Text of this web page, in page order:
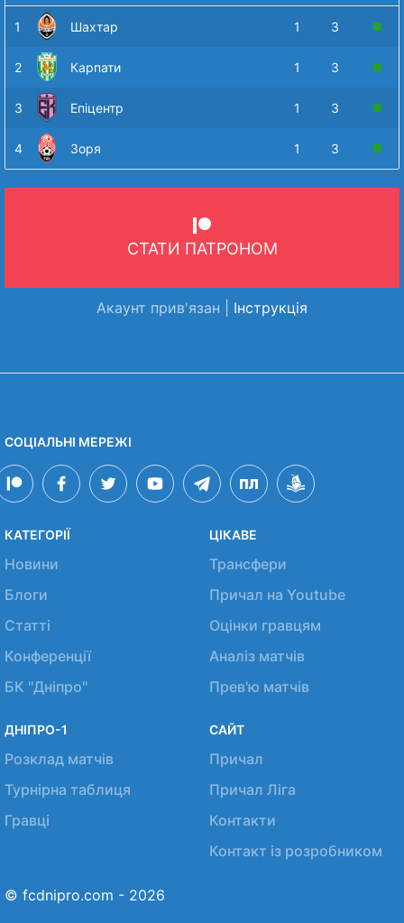
1 Шахтар 1 3
2 Карпати 1 3
3 Епіцентр 1 3
4 Зоря 1 3
СТАТИ ПАТРОНОМ
Акаунт прив'язан | Інструкція
СОЦІАЛЬНІ МЕРЕЖІ
КАТЕГОРІЇ
Новини
Блоги
Статті
Конференції
БК "Дніпро"
ЦІКАВЕ
Трансфери
Причал на Youtube
Оцінки гравцям
Аналіз матчів
Прев'ю матчів
ДНІПРО-1
Розклад матчів
Турнірна таблиця
Гравці
САЙТ
Причал
Причал Ліга
Контакти
Контакт із розробником
© fcdnipro.com - 2026